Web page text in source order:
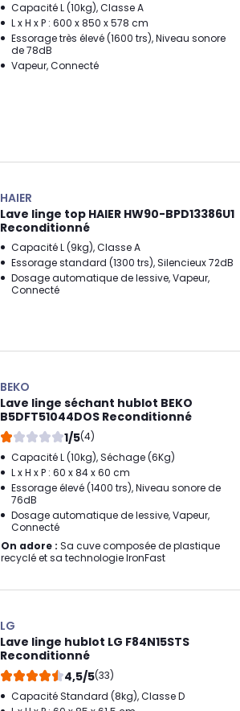
Capacité L (10kg), Classe A
L x H x P : 600 x 850 x 578 cm
Essorage très élevé (1600 trs), Niveau sonore
de 78dB
Vapeur, Connecté
HAIER
Lave linge top HAIER HW90-BPD13386U1
Reconditionné
Capacité L (9kg), Classe A
Essorage standard (1300 trs), Silencieux 72dB
Dosage automatique de lessive, Vapeur,
Connecté
BEKO
Lave linge séchant hublot BEKO
B5DFT51044DOS Reconditionné
1/5(4)
Capacité L (10kg), Séchage (6Kg)
L x H x P : 60 x 84 x 60 cm
Essorage élevé (1400 trs), Niveau sonore de
76dB
Dosage automatique de lessive, Vapeur,
Connecté
On adore : Sa cuve composée de plastique
recyclé et sa technologie IronFast
LG
Lave linge hublot LG F84N15STS
Reconditionné
4,5/5(33)
Capacité Standard (8kg), Classe D